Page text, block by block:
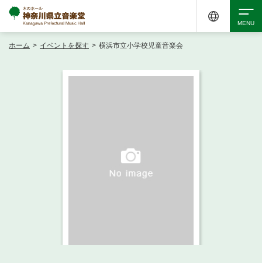
ホーム > イベントを探す > 横浜市立小学校児童音楽会